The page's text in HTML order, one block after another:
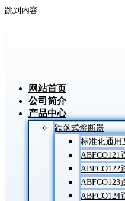
跳到内容
网站首页
公司简介
产品中心
跌落式熔断器
标准化通用
ABFCO121
ABFCO122
ABFCO123
ABFCO124